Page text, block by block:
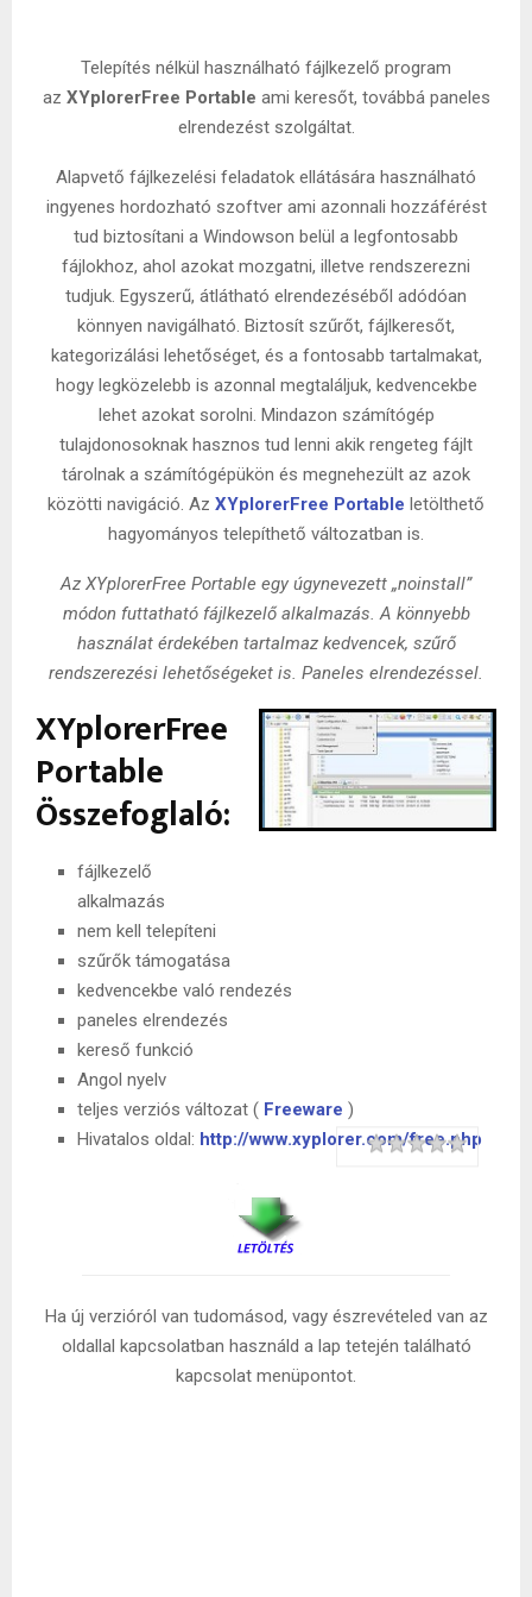
Telepítés nélkül használható fájlkezelő program
az XYplorerFree Portable ami keresőt, továbbá paneles
elrendezést szolgáltat.
Alapvető fájlkezelési feladatok ellátására használható
ingyenes hordozható szoftver ami azonnali hozzáférést
tud biztosítani a Windowson belül a legfontosabb
fájlokhoz, ahol azokat mozgatni, illetve rendszerezni
tudjuk. Egyszerű, átlátható elrendezéséből adódóan
könnyen navigálható. Biztosít szűrőt, fájlkeresőt,
kategorizálási lehetőséget, és a fontosabb tartalmakat,
hogy legközelebb is azonnal megtaláljuk, kedvencekbe
lehet azokat sorolni. Mindazon számítógép
tulajdonosoknak hasznos tud lenni akik rengeteg fájlt
tárolnak a számítógépükön és megnehezült az azok
közötti navigáció. Az XYplorerFree Portable letölthető
hagyományos telepíthető változatban is.
Az XYplorerFree Portable egy úgynevezett „noinstall”
módon futtatható fájlkezelő alkalmazás. A könnyebb
használat érdekében tartalmaz kedvencek, szűrő
rendszerezési lehetőségeket is. Paneles elrendezéssel.
XYplorerFree
Portable
Összefoglaló:
fájlkezelő
alkalmazás
nem kell telepíteni
szűrők támogatása
kedvencekbe való rendezés
paneles elrendezés
kereső funkció
Angol nyelv
teljes verziós változat ( Freeware )
Hivatalos oldal: http://www.xyplorer.com/free.php
Ha új verzióról van tudomásod, vagy észrevételed van az
oldallal kapcsolatban használd a lap tetején található
kapcsolat menüpontot.
Rating 1 star
2 stars
3 stars
4 stars
5 stars